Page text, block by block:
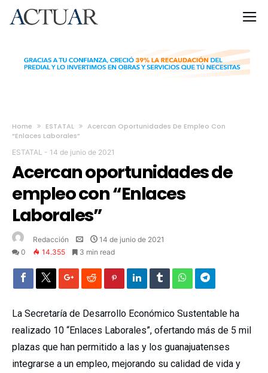
Home ESTATAL
Acercan Oportunidades De Empleo Con
“Enlaces Laborales”
ESTATAL - 14 de junio de 2021
Acercan oportunidades de
empleo con “Enlaces
Laborales”
Redacción
14 de junio de 2021
0
14.355 3 min read
La Secretaría de Desarrollo Económico Sustentable ha
realizado 10 “Enlaces Laborales”, ofertando más de 5 mil
plazas que han permitido a las y los guanajuatenses
integrarse a un empleo, mejorando su calidad de vida y